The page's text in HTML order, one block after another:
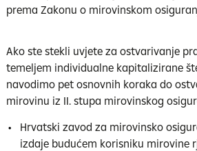
prema Zakonu o mirovinskom
Ako ste stekli uvjete za ostvarivanje
temeljem individualne kapitalizirane
navodimo pet osnovnih koraka do
mirovinu iz II. stupa mirovinskog
Hrvatski zavod za mirovinsko
izdaje budućem korisniku mirovine